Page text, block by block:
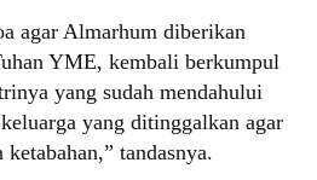
agar Almarhum diberikan
YME, kembali berkumpul
yang sudah mendahului
yang ditinggalkan agar
tandasnya.